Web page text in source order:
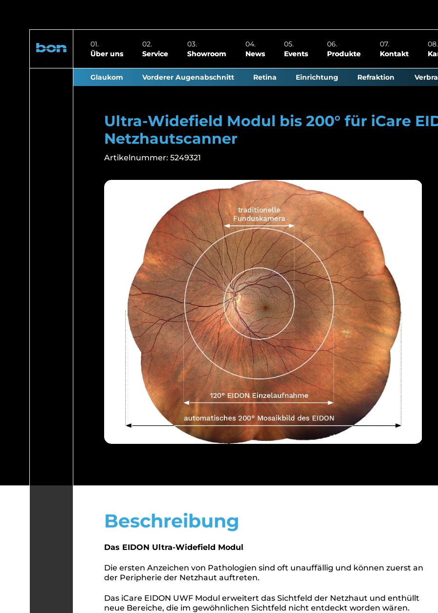
Über uns Service Showroom News Events Produkte
Glaukom Vorderer Augenabschnitt Retina Einrichtung Refraktion
Kontakt
Ultra-Widefield Modul bis 200° für iCare
Netzhautscanner
Artikelnummer: 5249321
Beschreibung
Das EIDON Ultra-Widefield Modul
Die ersten Anzeichen von Pathologien sind oft unauffällig und können zuerst an
der Peripherie der Netzhaut auftreten.
Das iCare EIDON UWF Modul erweitert das Sichtfeld der Netzhaut und enthüllt
neue Bereiche, die im gewöhnlichen Sichtfeld nicht entdeckt worden wären.